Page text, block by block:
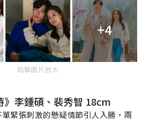
+4
點擊圖片放大
》李鍾碩、裴秀智 18cm
單緊張刺激的懸疑情節引人入勝，兩